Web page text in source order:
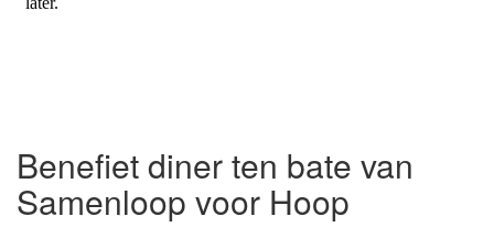
Benefiet diner ten bate van
Samenloop voor Hoop